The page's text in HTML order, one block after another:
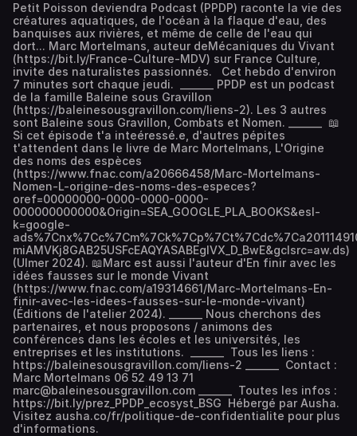
Petit Poisson deviendra Podcast (PPDP) raconte la vie des
créatures aquatiques, de l'océan à la flaque d'eau, des
banquises aux rivières, et même de celle de l'eau qui
dort... Marc Mortelmans, auteur deMécaniques du Vivant
(https://bit.ly/France-Culture-MDV) sur France Culture,
invite des naturalistes passionnés. Cet hebdo d'environ
7 minutes sort chaque jeudi. _______ PPDP est un podcast
de la famille Baleine sous Gravillon
(https://baleinesousgravillon.com/liens-2). Les 3 autres
sont Baleine sous Gravillon, Combats et Nomen. _______ 📖
Si cet épisode t'a inteéressé.e, d'autres pépites
t'attendent dans le livre de Marc Mortelmans, L'Origine
des noms des espèces
(https://www.fnac.com/a20666458/Marc-Mortelmans-
Nomen-L-origine-des-noms-des-especes?
oref=00000000-0000-0000-0000-
000000000000&Origin=SEA_GOOGLE_PLA_BOOKS&esl-
k=google-
miAMVKj8GAB25USFcEAQYASABEgIVX_D_BwE&gclsrc=aw.ds)
(Ulmer 2024). 📖Marc est aussi l'auteur d'En finir avec les
idées fausses sur le monde Vivant
(https://www.fnac.com/a19314661/Marc-Mortelmans-En-
finir-avec-les-idees-fausses-sur-le-monde-vivant)
(Éditions de l'atelier 2024). _______ Nous cherchons des
partenaires, et nous proposons / animons des
conférences dans les écoles et les universités, les
entreprises et les institutions. _______ Tous les liens :
https://baleinesousgravillon.com/liens-2 _______ Contact :
Marc Mortelmans 06 52 49 13 71
marc@baleinesousgravillon.com _______ Toutes les infos :
https://bit.ly/prez_PPDP_ecosyst_BSG Hébergé par Ausha.
Visitez ausha.co/fr/politique-de-confidentialite pour plus
d'informations.